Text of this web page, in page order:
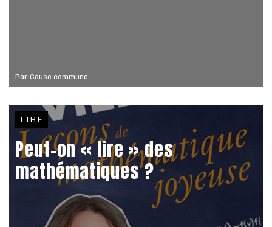
Par Cause commune
LIRE
Peut-on « lire » des
mathématiques ?